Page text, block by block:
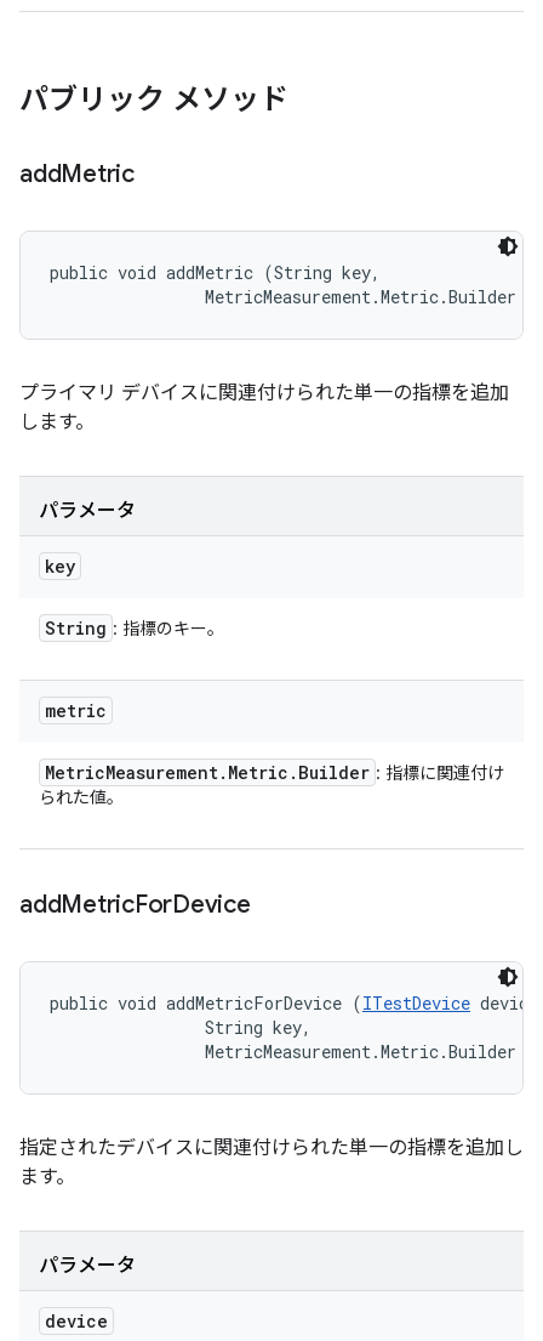
パブリック メソッド
addMetric
public void addMetric (String key,
MetricMeasurement.Metric.Builder
プライマリ デバイスに関連付けられた単一の指標を追加
します。
パラメータ
key
String : 指標のキー。
metric
MetricMeasurement. Metric . Builder : 指標に関連付け
られた値。
addMetricForDevice
public void addMetricForDevice (ITestDevice
                String key,
MetricMeasurement.Metric.Builder
指定されたデバイスに関連付けられた単一の指標を追加し
ます。
パラメータ
device